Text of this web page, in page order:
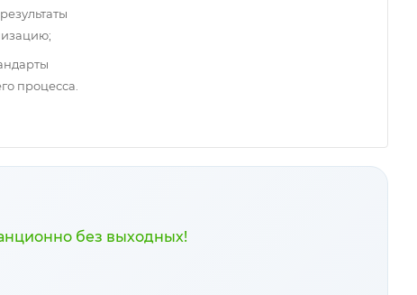
процесса.
без выходных!